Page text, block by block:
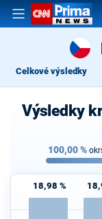
Celkové výsledky
Výsledky
100,00%
18,98 %